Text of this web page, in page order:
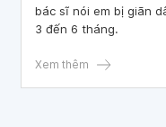
bác sĩ nói em bị giãn
3 đến 6 tháng.
Xem thêm